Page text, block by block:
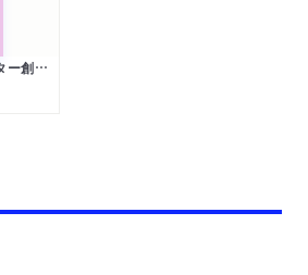
７日でできるキャラクター創作入門